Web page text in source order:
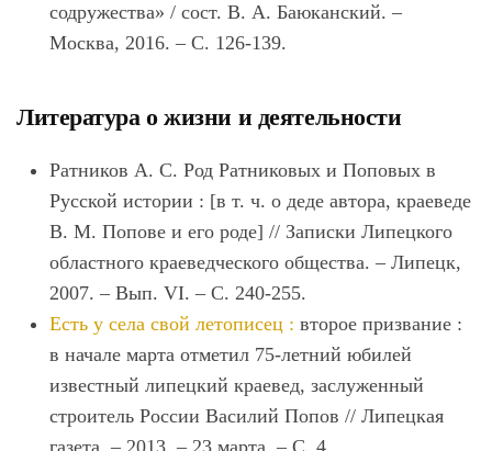
содружества» / сост. В. А. Баюканский. –
Москва, 2016. – С. 126-139.
Литература о жизни и деятельности
Ратников А. С. Род Ратниковых и Поповых в
Русской истории : [в т. ч. о деде автора, краеведе
В. М. Попове и его роде] // Записки Липецкого
областного краеведческого общества. – Липецк,
2007. – Вып. VI. – С. 240-255.
Есть у села свой летописец : второе призвание :
в начале марта отметил 75-летний юбилей
известный липецкий краевед, заслуженный
строитель России Василий Попов // Липецкая
газета. – 2013. – 23 марта. – С. 4.